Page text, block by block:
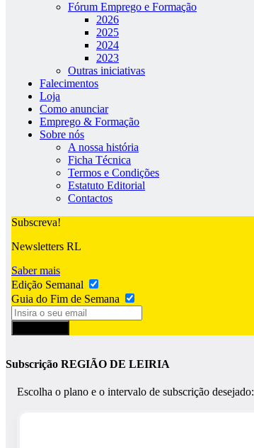
Fórum Emprego e Formação
2026
2025
2024
2023
Outras iniciativas
Falecimentos
Loja
Como anunciar
Emprego & Formação
Sobre nós
A nossa história
Ficha Técnica
Termos e Condições
Estatuto Editorial
Contactos
Subscreva!
Newsletters RL
Saber mais
Edição Semanal
Guia do Fim de Semana
Subscrição REGIÃO DE LEIRIA
Escolha o plano e o intervalo de subscrição desejado: